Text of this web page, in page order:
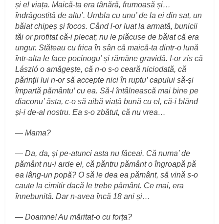
și el viața. Maică-ta era tânără, frumoasă și…
îndrăgostită de altu’. Umbla cu unu’ de la ei din sat, un
băiat chipeș și focos. Când l-or luat la armată, bunicii
tăi or profitat că-i plecat; nu le plăcuse de băiat că era
ungur. Stăteau cu frica în sân că maică-ta dintr-o lună
într-alta le face pocinogu’ și rămâne gravidă. I-or zis că
László o amăgește, că n-o s-o ceară niciodată, că
părinții lui n-or să accepte nici în ruptu’ capului să-și
împartă pământu’ cu ea. Să-l întâlnească mai bine pe
diaconu’ ăsta, c-o să aibă viață bună cu el, că-i blând
și-i de-al nostru. Ea s-o zbătut, că nu vrea…
— Mama?
— Da, da, și pe-atunci asta nu făceai. Că numa’ de
pământ nu-i arde ei, că păntru pământ o îngroapă pă
ea lâng-un popă? O să le dea ea pământ, să vină s-o
caute la cimitir dacă le trebe pământ. Ce mai, era
înnebunită. Dar n-avea încă 18 ani și…
— Doamne! Au măritat-o cu forța?